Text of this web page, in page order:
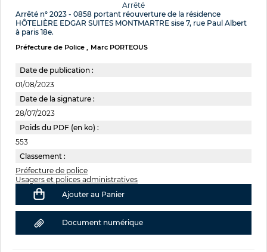
Arrêté
Arrêté n° 2023 - 0858 portant réouverture de la résidence
HÔTELIÈRE EDGAR SUITES MONTMARTRE sise 7, rue Paul Albert
à paris 18e.
Préfecture de Police Marc PORTEOUS
Date de publication :
01/08/2023
Date de la signature :
28/07/2023
Poids du PDF (en ko) :
553
Classement :
Préfecture de police
Usagers et polices administratives
Ajouter au Panier
Document numérique